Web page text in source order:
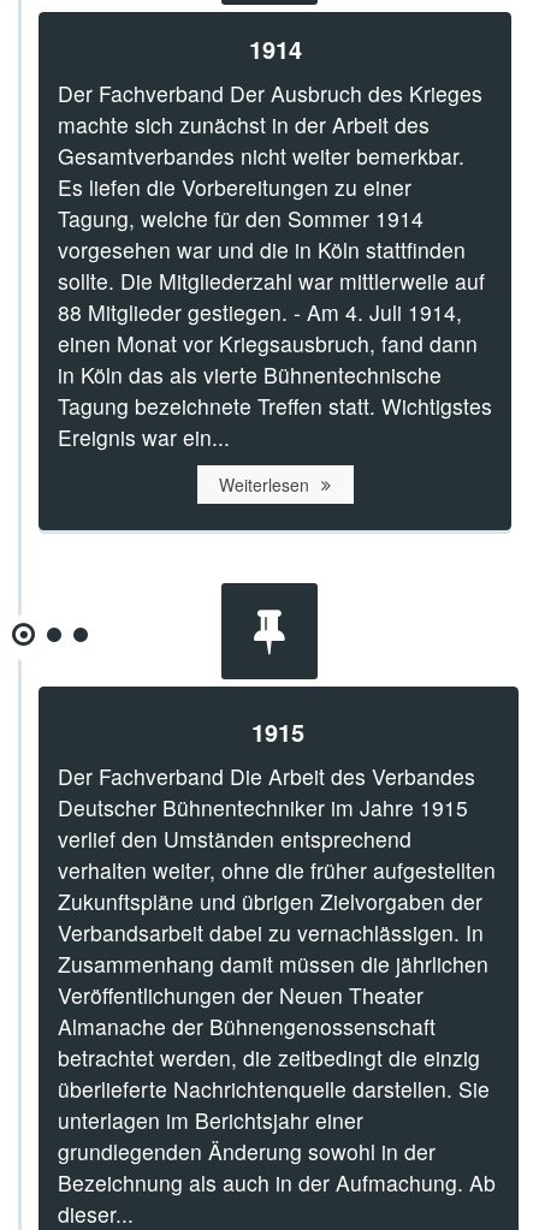
1914
Der Fachverband Der Ausbruch des Krieges
machte sich zunächst in der Arbeit des
Gesamtverbandes nicht weiter bemerkbar.
Es liefen die Vorbereitungen zu einer
Tagung, welche für den Sommer 1914
vorgesehen war und die in Köln stattfinden
sollte. Die Mitgliederzahl war mittlerweile auf
88 Mitglieder gestiegen. - Am 4. Juli 1914,
einen Monat vor Kriegsausbruch, fand dann
in Köln das als vierte Bühnentechnische
Tagung bezeichnete Treffen statt. Wichtigstes
Ereignis war ein...
Weiterlesen
1915
Der Fachverband Die Arbeit des Verbandes
Deutscher Bühnentechniker im Jahre 1915
verlief den Umständen entsprechend
verhalten weiter, ohne die früher aufgestellten
Zukunftspläne und übrigen Zielvorgaben der
Verbandsarbeit dabei zu vernachlässigen. In
Zusammenhang damit müssen die jährlichen
Veröffentlichungen der Neuen Theater
Almanache der Bühnengenossenschaft
betrachtet werden, die zeitbedingt die einzig
überlieferte Nachrichtenquelle darstellen. Sie
unterlagen im Berichtsjahr einer
grundlegenden Änderung sowohl in der
Bezeichnung als auch in der Aufmachung. Ab
dieser...